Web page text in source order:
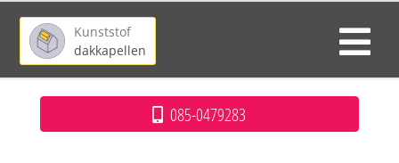
Kunststof
dakkapellen
085-0479283